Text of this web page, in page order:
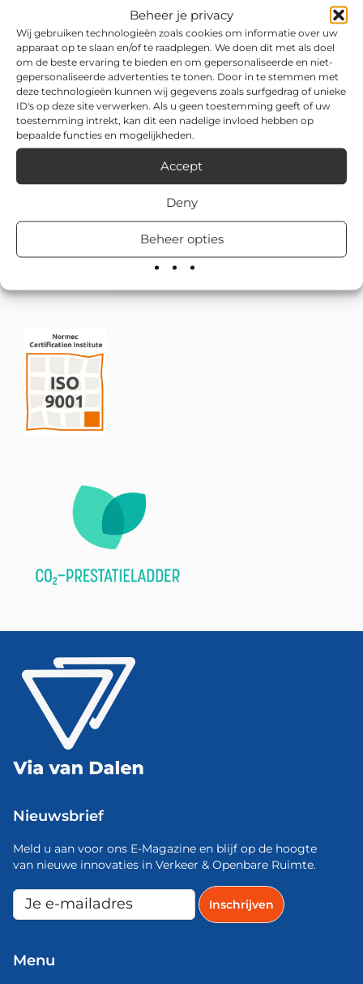
Beheer je privacy
Wij gebruiken technologieën zoals cookies om informatie over uw
apparaat op te slaan en/of te raadplegen. We doen dit met als doel
om de beste ervaring te bieden en om gepersonaliseerde en niet-
gepersonaliseerde advertenties te tonen. Door in te stemmen met
deze technologieën kunnen wij gegevens zoals surfgedrag of unieke
ID's op deze site verwerken. Als u geen toestemming geeft of uw
toestemming intrekt, kan dit een nadelige invloed hebben op
bepaalde functies en mogelijkheden.
Accept
Deny
Beheer opties
Nieuwsbrief
Meld u aan voor ons E-Magazine en blijf op de hoogte
van nieuwe innovaties in Verkeer & Openbare Ruimte.
Menu